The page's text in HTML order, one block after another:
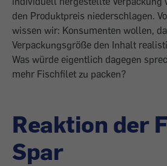
den Produktpreis niederschlagen.
wissen wir: Konsumenten wollen,
Verpackungsgröße den Inhalt
Was würde eigentlich dagegen
mehr Fischfilet zu packen?
Reaktion der
Spar